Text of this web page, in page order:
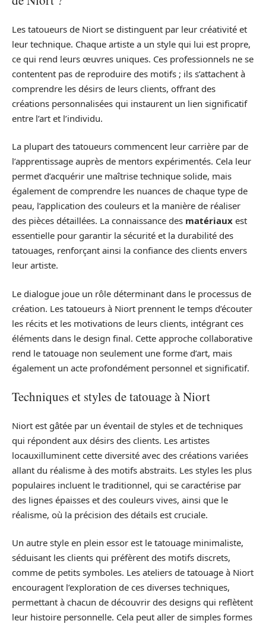
Les tatoueurs de Niort se distinguent par leur créativité et
leur technique. Chaque artiste a un style qui lui est propre,
ce qui rend leurs œuvres uniques. Ces professionnels ne se
contentent pas de reproduire des motifs ; ils s’attachent à
comprendre les désirs de leurs clients, offrant des
créations personnalisées qui instaurent un lien significatif
entre l’art et l’individu.
La plupart des tatoueurs commencent leur carrière par de
l’apprentissage auprès de mentors expérimentés. Cela leur
permet d’acquérir une maîtrise technique solide, mais
également de comprendre les nuances de chaque type de
peau, l’application des couleurs et la manière de réaliser
des pièces détaillées. La connaissance des matériaux est
essentielle pour garantir la sécurité et la durabilité des
tatouages, renforçant ainsi la confiance des clients envers
leur artiste.
Le dialogue joue un rôle déterminant dans le processus de
création. Les tatoueurs à Niort prennent le temps d’écouter
les récits et les motivations de leurs clients, intégrant ces
éléments dans le design final. Cette approche collaborative
rend le tatouage non seulement une forme d’art, mais
également un acte profondément personnel et significatif.
Techniques et styles de tatouage à Niort
Niort est gâtée par un éventail de styles et de techniques
qui répondent aux désirs des clients. Les artistes
locauxilluminent cette diversité avec des créations variées
allant du réalisme à des motifs abstraits. Les styles les plus
populaires incluent le traditionnel, qui se caractérise par
des lignes épaisses et des couleurs vives, ainsi que le
réalisme, où la précision des détails est cruciale.
Un autre style en plein essor est le tatouage minimaliste,
séduisant les clients qui préfèrent des motifs discrets,
comme de petits symboles. Les ateliers de tatouage à Niort
encouragent l’exploration de ces diverses techniques,
permettant à chacun de découvrir des designs qui reflètent
leur histoire personnelle. Cela peut aller de simples formes